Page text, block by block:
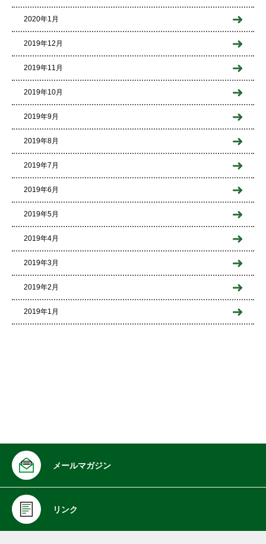
2020年1月
2019年12月
2019年11月
2019年10月
2019年9月
2019年8月
2019年7月
2019年6月
2019年5月
2019年4月
2019年3月
2019年2月
2019年1月
メールマガジン
リンク